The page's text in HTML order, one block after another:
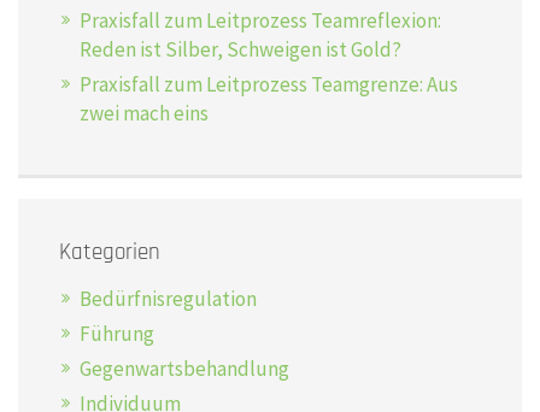
Praxisfall zum Leitprozess Teamreflexion:
Reden ist Silber, Schweigen ist Gold?
Praxisfall zum Leitprozess Teamgrenze: Aus
zwei mach eins
Kategorien
Bedürfnisregulation
Führung
Gegenwartsbehandlung
Individuum